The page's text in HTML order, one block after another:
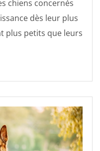
chiens concernés
dès leur plus
plus petits que leurs